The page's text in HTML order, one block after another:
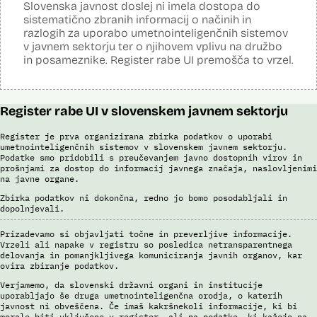
zboru, se uporabljajo tehnike strojnega učenja (globoke nevronske
mreže).
Viri:
Razpisna dokumentacija
Pogodba za nakup
Slovenska javnost doslej ni imela dostopa do
sistematično zbranih informacij o načinih in
razlogih za uporabo umetnointeligenčnih sistemov
v javnem sektorju ter o njihovem vplivu na družbo
in posameznike. Register rabe UI premošča to vrzel.
Register rabe UI v slovenskem javnem sektorju
Register je prva organizirana zbirka podatkov o uporabi
umetnointeligenčnih sistemov v slovenskem javnem sektorju.
Podatke smo pridobili s preučevanjem javno dostopnih virov in
prošnjami za dostop do informacij javnega značaja, naslovljenimi
na javne organe.
Zbirka podatkov ni dokončna, redno jo bomo posodabljali in
dopolnjevali.
Prizadevamo si objavljati točne in preverljive informacije.
Vrzeli ali napake v registru so posledica netransparentnega
delovanja in pomanjkljivega komuniciranja javnih organov, kar
ovira zbiranje podatkov.
Verjamemo, da slovenski državni organi in institucije
uporabljajo še druga umetnointeligenčna orodja, o katerih
javnost ni obveščena. Če imaš kakršnekoli informacije, ki bi